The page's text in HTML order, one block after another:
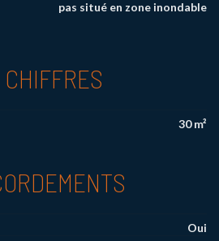
pas situé en zone inondable
30 m²
Oui